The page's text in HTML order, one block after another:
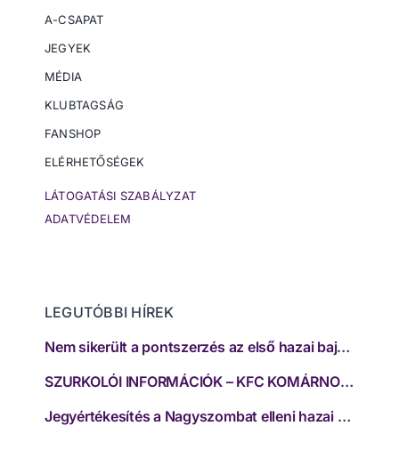
LEGUTÓBBI HÍREK
Nem sikerült a pontszerzés az első hazai bajnokin
SZURKOLÓI INFORMÁCIÓK – KFC KOMÁRNO – FC SPARTAK TRNAVA
Jegyértékesítés a Nagyszombat elleni hazai mérkőzésünkre
A-CSAPAT
JEGYEK
MÉDIA
KLUBTAGSÁG
FANSHOP
ELÉRHETŐSÉGEK
LÁTOGATÁSI SZABÁLYZAT
ADATVÉDELEM